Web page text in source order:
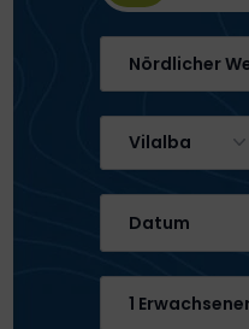
Nördlicher
Vilalba
Datum
1